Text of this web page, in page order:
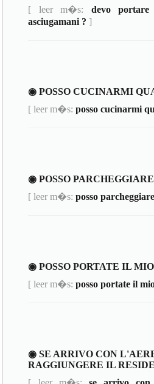
[ leer m�s: devo
asciugamani ? ]
◉ POSSO CUCINARMI
[ leer m�s:posso cucinarmi
◉ POSSO
[ leer m�s:posso
◉ POSSO PORTATE IL
[ leer m�s:posso portate il
◉ SE ARRIVO CON
RAGGIUNGERE IL